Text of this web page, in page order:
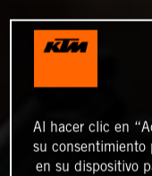
Al hacer clic en
su consentimiento
en su dispositivo